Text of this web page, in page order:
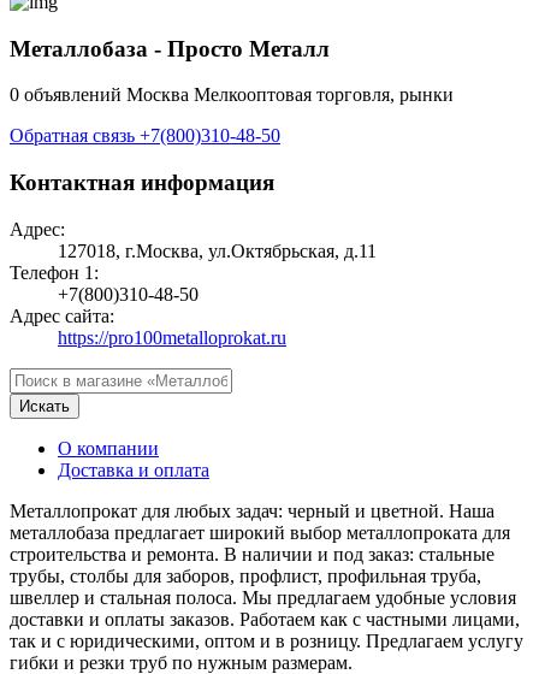
Металлобаза - Просто Металл
0 объявлений Москва Мелкооптовая торговля, рынки
Обратная связь +7(800)310-48-50
Контактная информация
Адрес:
127018, г.Москва, ул.Октябрьская, д.11
Телефон 1:
+7(800)310-48-50
Адрес сайта:
https://pro100metalloprokat.ru
Искать
О компании
Доставка и оплата
Металлопрокат для любых задач: черный и цветной. Наша
металлобаза предлагает широкий выбор металлопроката для
строительства и ремонта. В наличии и под заказ: стальные
трубы, столбы для заборов, профлист, профильная труба,
швеллер и стальная полоса. Мы предлагаем удобные условия
доставки и оплаты заказов. Работаем как с частными лицами,
так и с юридическими, оптом и в розницу. Предлагаем услугу
гибки и резки труб по нужным размерам.